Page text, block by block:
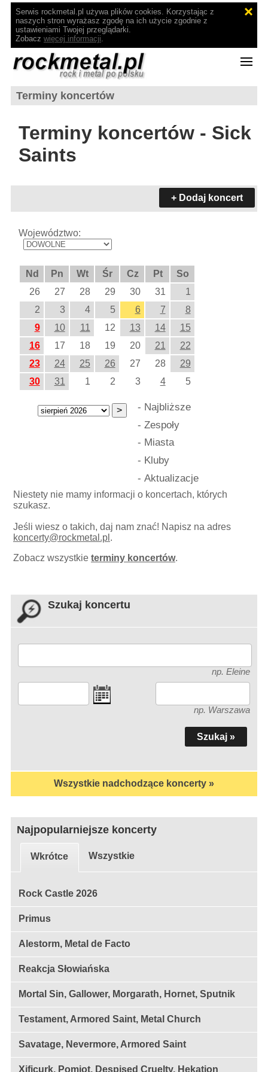
Serwis rockmetal.pl używa plików cookies. Korzystając z
naszych stron wyrażasz zgodę na ich użycie zgodnie z
ustawieniami Twojej przeglądarki.
Zobacz więcej informacji.
Terminy koncertów
Terminy koncertów - Sick
Saints
+ Dodaj koncert
Województwo:
Nd Pn Wt Śr Cz Pt
So
26
27 28 29 30 31
1
2
3 4 5 6 7
8
9
10 11 12 13 14
15
16
17 18 19 20 21
22
23
24 25 26 27 28
29
30
31 1 2 3 4 5
- Najbliższe
- Zespoły
- Miasta
- Kluby
- Aktualizacje
Niestety nie mamy informacji o koncertach, których
szukasz.
Jeśli wiesz o takich, daj nam znać! Napisz na adres
koncerty@rockmetal.pl .
Zobacz wszystkieterminy koncertów.
Szukaj koncertu
np. Eleine
np. Warszawa
Wszystkie nadchodzące koncerty »
Najpopularniejsze koncerty
Wkrótce Wszystkie
Rock Castle 2026
Primus
Alestorm, Metal de Facto
Reakcja Słowiańska
Mortal Sin, Gallower, Morgarath, Hornet, Sputnik
Testament, Armored Saint, Metal Church
Savatage, Nevermore, Armored Saint
Xificurk, Pomiot, Despised Cruelty, Hekation